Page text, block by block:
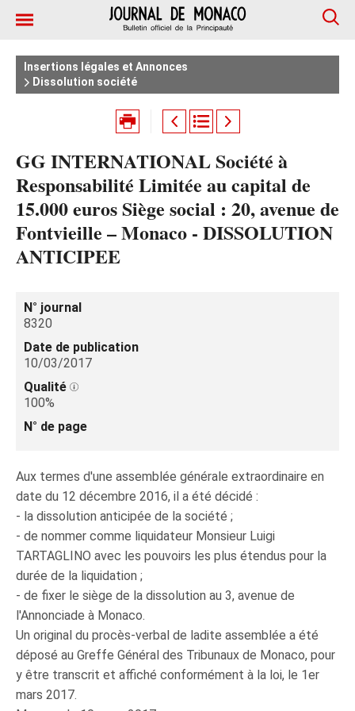
Insertions légales et Annonces
Dissolution société
GG INTERNATIONAL Société à
Responsabilité Limitée au capital de
15.000 euros Siège social : 20, avenue de
Fontvieille – Monaco - DISSOLUTION
ANTICIPEE
N° journal
8320
Date de publication
10/03/2017
Qualité
100%
N° de page
Aux termes d'une assemblée générale extraordinaire en
date du 12 décembre 2016, il a été décidé :
- la dissolution anticipée de la société ;
- de nommer comme liquidateur Monsieur Luigi
TARTAGLINO avec les pouvoirs les plus étendus pour la
durée de la liquidation ;
- de fixer le siège de la dissolution au 3, avenue de
l'Annonciade à Monaco.
Un original du procès-verbal de ladite assemblée a été
déposé au Greffe Général des Tribunaux de Monaco, pour
y être transcrit et affiché conformément à la loi, le 1er
mars 2017.